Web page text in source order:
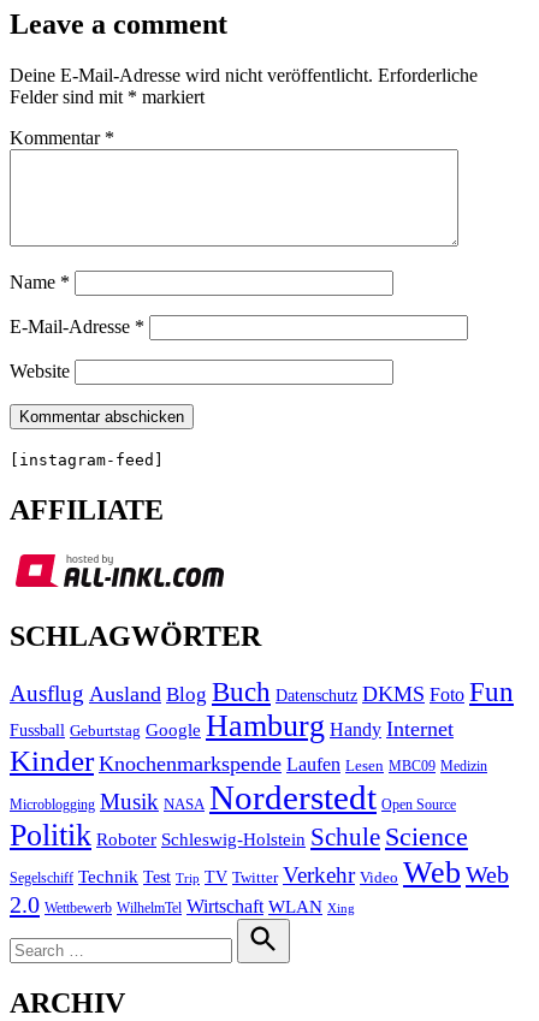
Leave a comment
Deine E-Mail-Adresse wird nicht veröffentlicht. Erforderliche
Felder sind mit * markiert
Kommentar *
Name *
E-Mail-Adresse *
Website
[instagram-feed]
AFFILIATE
SCHLAGWÖRTER
Ausflug Ausland Blog Buch Datenschutz DKMS Foto Fun
Fussball Geburtstag Google Hamburg Handy Internet
Kinder Knochenmarkspende Laufen Lesen MBC09 Medizin
Microblogging Musik NASA Norderstedt Open Source
Politik Roboter Schleswig-Holstein Schule Science
Segelschiff Technik Test Trip TV Twitter Verkehr Video Web Web
2.0 Wettbewerb WilhelmTel Wirtschaft WLAN Xing
for:
Search
ARCHIV